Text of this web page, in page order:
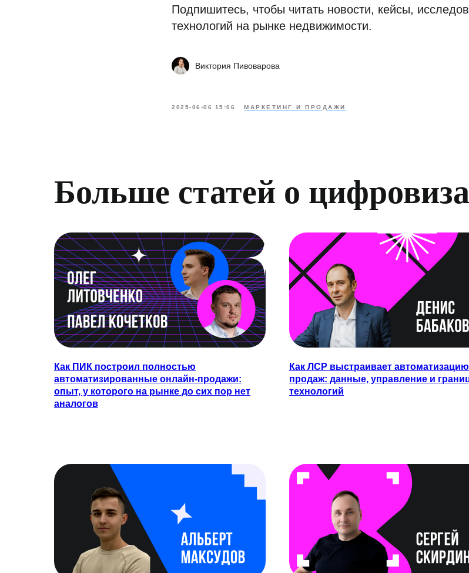
Подпишитесь, чтобы читать новости, кейсы,
технологий на рынке недвижимости.
Виктория Пивоварова
2025-06-06 15:06 МАРКЕТИНГ И ПРОДАЖИ
Больше статей о
Как ПИК построил полностью
автоматизированные онлайн-продажи:
опыт, у которого на рынке до сих пор нет
аналогов
Как ЛСР выстраивает автоматизацию
продаж: данные, управление и
технологий